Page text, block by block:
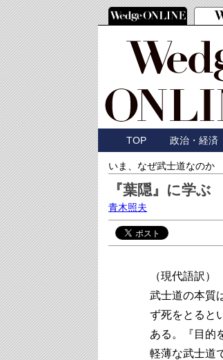
TOP 政治・経済
いま、なぜ武士道なのか
『葉隠』に学
青木照夫
（現代語訳）
武士道の本質
ず死をとると
ある。『目的
軽薄な武士道